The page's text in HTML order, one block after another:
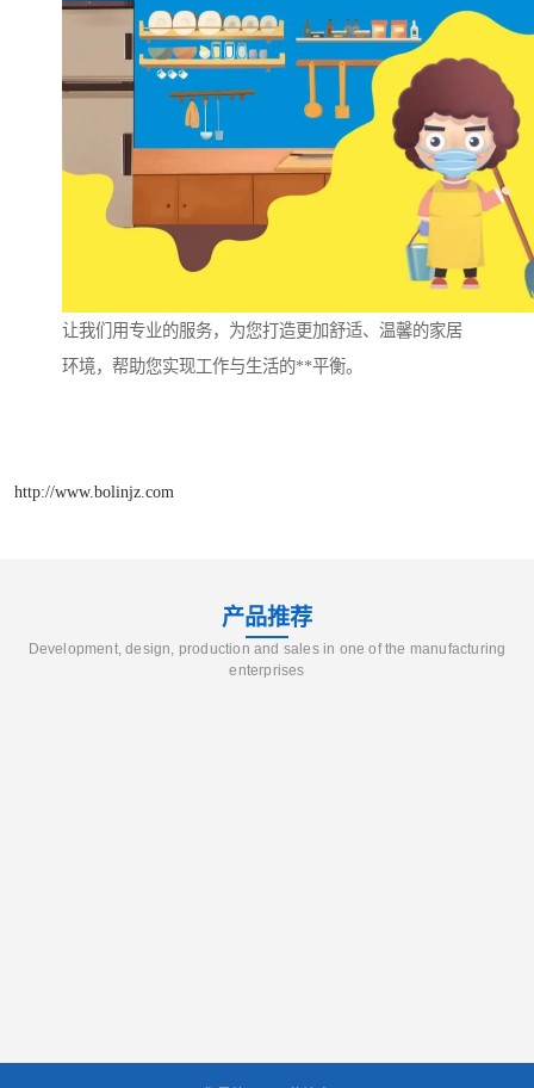
让我们用专业的服务，为您打造更加舒适、温馨的家居
环境，帮助您实现工作与生活的**平衡。
http://www.bolinjz.com
产品推荐
Development, design, production and sales in one of the manufacturing
enterprises